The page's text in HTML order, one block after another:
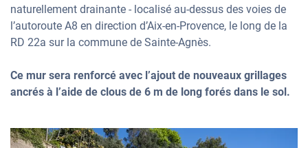
naturellement drainante - localisé au-dessus des voies de
l’autoroute A8 en direction d’Aix-en-Provence, le long de la
RD 22a sur la commune de Sainte-Agnès.
Ce mur sera renforcé avec l’ajout de nouveaux grillages
ancrés à l’aide de clous de 6 m de long forés dans le sol.